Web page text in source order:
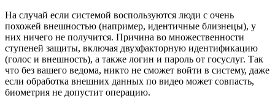
На случай если системой воспользуются люди с очень
похожей внешностью (например, идентичные близнецы), у
них ничего не получится. Причина во множественности
ступеней защиты, включая двухфакторную идентификацию
(голос и внешность), а также логин и пароль от госуслуг. Так
что без вашего ведома, никто не сможет войти в систему, даже
если обработка внешних данных по видео может совпасть,
биометрия не допустит операцию.